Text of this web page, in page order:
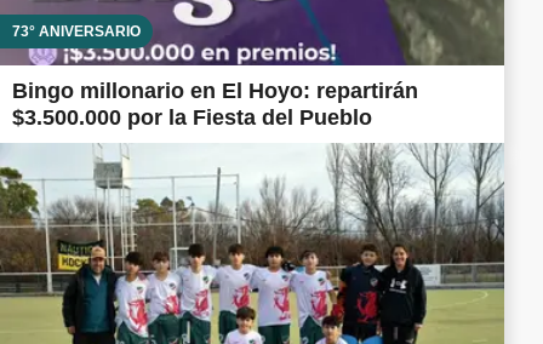
73° ANIVERSARIO
Bingo millonario en El Hoyo: repartirán
$3.500.000 por la Fiesta del Pueblo